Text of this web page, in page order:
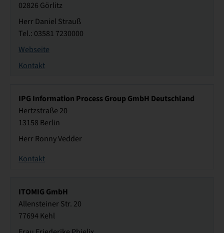
02826 Görlitz
Herr Daniel Strauß
Tel.: 03581 7230000
Webseite
Kontakt
IPG Information Process Group GmbH Deutschland
Hertzstraße 20
13158 Berlin
Herr Ronny Vedder
Kontakt
ITOMIG GmbH
Allensteiner Str. 20
77694 Kehl